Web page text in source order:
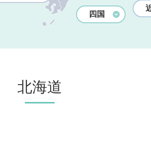
四国
北海道